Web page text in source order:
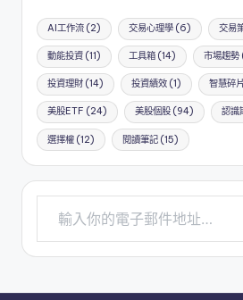
AI工作流 (2) 交易心理學(6) 交易
動能投資 (11) 工具箱(14) 市場趨勢
投資理財 (14) 投資績效(1) 智慧碎片
美股ETF (24) 美股個股(94) 認識
選擇權 (12) 閱讀筆記(15)
輸入你的電子郵件地址…